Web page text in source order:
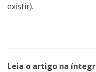
existir).
Leia o artigo na